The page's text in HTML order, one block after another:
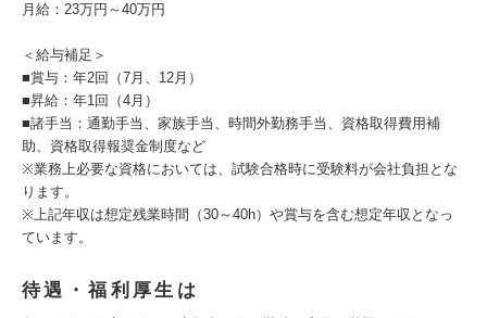
月給：23万円～40万円
＜給与補足＞
■賞与：年2回（7月、12月）
■昇給：年1回（4月）
■諸手当：通勤手当、家族手当、時間外勤務手当、資格取得費用補
助、資格取得報奨金制度など
※業務上必要な資格においては、試験合格時に受験料が会社負担とな
ります。
※上記年収は想定残業時間（30～40h）や賞与を含む想定年収となっ
ています。
待遇・福利厚生は